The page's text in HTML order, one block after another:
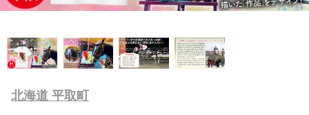
北海道 平取町